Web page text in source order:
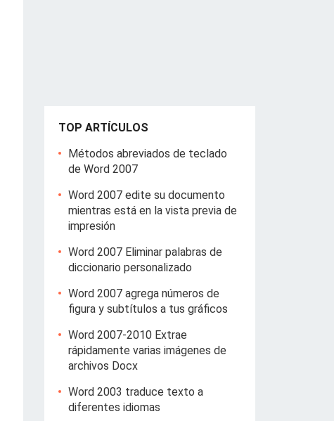
TOP ARTÍCULOS
Métodos abreviados de teclado
de Word 2007
Word 2007 edite su documento
mientras está en la vista previa de
impresión
Word 2007 Eliminar palabras de
diccionario personalizado
Word 2007 agrega números de
figura y subtítulos a tus gráficos
Word 2007-2010 Extrae
rápidamente varias imágenes de
archivos Docx
Word 2003 traduce texto a
diferentes idiomas